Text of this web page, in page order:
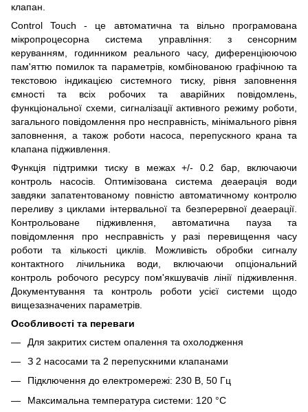
клапан.
Control Touch - це автоматична та вільно програмована
мікропроцесорна система управління: з сенсорним
керуванням, годинником реального часу, диференціюючою
пам'яттю помилок та параметрів, комбінованою графічною та
текстовою індикацією системного тиску, рівня заповнення
ємності та всіх робочих та аварійних повідомлень,
функціональної схеми, сигналізації активного режиму роботи,
загального повідомлення про несправність, мінімального рівня
заповнення, а також роботи насоса, перепускного крана та
клапана підживлення.
Функція підтримки тиску в межах +/- 0.2 бар, включаючи
контроль насосів. Оптимізована система деаерація води
завдяки запатентованому повністю автоматичному контролю
переливу з циклами інтервальної та безперервної деаерації.
Контрольоване підживлення, автоматична пауза та
повідомлення про несправність у разі перевищення часу
роботи та кількості циклів. Можливість обробки сигналу
контактного лічильника води, включаючи опціональний
контроль робочого ресурсу пом'якшувачів лінії підживлення.
Документування та контроль роботи усієї системи щодо
вищезазначених параметрів.
Особливості та переваги
Для закритих систем опалення та охолодження
З 2 насосами та 2 перепускними клапанами
Підключення до електромережі: 230 В, 50 Гц
Максимальна температура системи: 120 °C